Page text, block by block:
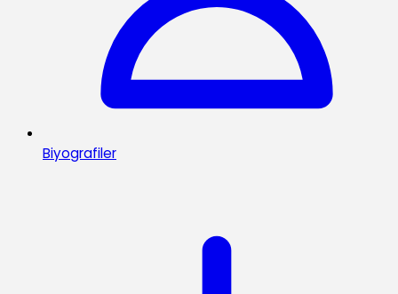
Biyografiler